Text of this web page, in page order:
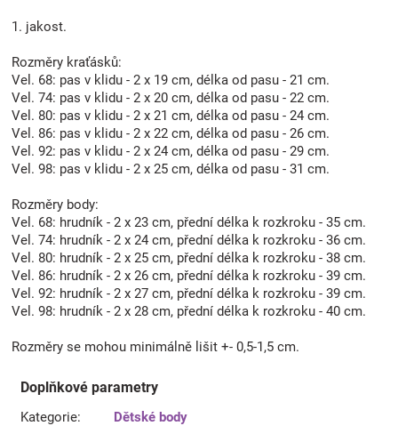
1. jakost.
Rozměry kraťásků:
Vel. 68: pas v klidu - 2 x 19 cm, délka od pasu - 21 cm.
Vel. 74: pas v klidu - 2 x 20 cm, délka od pasu - 22 cm.
Vel. 80: pas v klidu - 2 x 21 cm, délka od pasu - 24 cm.
Vel. 86: pas v klidu - 2 x 22 cm, délka od pasu - 26 cm.
Vel. 92: pas v klidu - 2 x 24 cm, délka od pasu - 29 cm.
Vel. 98: pas v klidu - 2 x 25 cm, délka od pasu - 31 cm.
Rozměry body:
Vel. 68: hrudník - 2 x 23 cm, přední délka k rozkroku - 35 cm.
Vel. 74: hrudník - 2 x 24 cm, přední délka k rozkroku - 36 cm.
Vel. 80: hrudník - 2 x 25 cm, přední délka k rozkroku - 38 cm.
Vel. 86: hrudník - 2 x 26 cm, přední délka k rozkroku - 39 cm.
Vel. 92: hrudník - 2 x 27 cm, přední délka k rozkroku - 39 cm.
Vel. 98: hrudník - 2 x 28 cm, přední délka k rozkroku - 40 cm.
Rozměry se mohou minimálně lišit +- 0,5-1,5 cm.
Doplňkové parametry
Kategorie:
Dětské body